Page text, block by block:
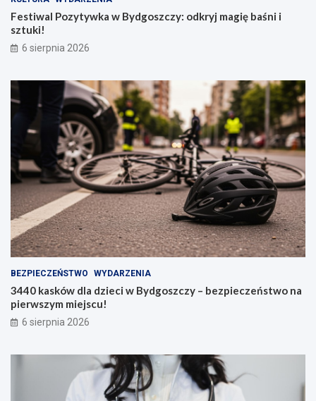
Festiwal Pozytywka w Bydgoszczy: odkryj magię baśni i
sztuki!
6 sierpnia 2026
BEZPIECZEŃSTWO WYDARZENIA
3440 kasków dla dzieci w Bydgoszczy – bezpieczeństwo na
pierwszym miejscu!
6 sierpnia 2026